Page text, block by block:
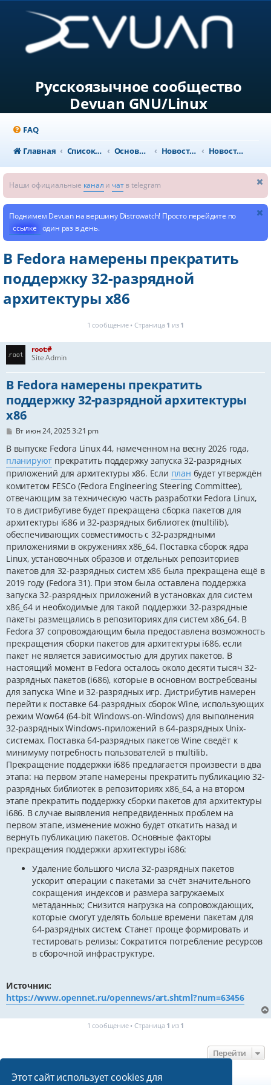
Этот сайт использует cookies для
Русскоязычное сообщество
Devuan GNU/Linux
FAQ
Главная
Список форумов Основной раздел Новости и объявления Новости из мира GNU/Linux
Наши официальные канал и чатв telegram
Поднимем Devuan на вершину Distrowatch! Просто перейдите по
ссылке один раз в день.
В Fedora намерены прекратить
поддержку 32-разрядной
архитектуры x86
1 сообщение • Страница 1 из 1
root:#
Site Admin
В Fedora намерены прекратить
поддержку 32-разрядной архитектуры
x86
С
о
щ
е
н
и
е
Вт июн 24, 2025 3:21 pm
В выпуске Fedora Linux 44, намеченном на весну 2026 года,
планируют прекратить поддержку запуска 32-разрядных
приложений для архитектуры x86. Если план будет утверждён
комитетом FESCo (Fedora Engineering Steering Committee),
отвечающим за техническую часть разработки Fedora Linux,
то в дистрибутиве будет прекращена сборка пакетов для
архитектуры i686 и 32-разрядных библиотек (multilib),
обеспечивающих совместимость с 32-разрядными
приложениями в окружениях x86_64. Поставка сборок ядра
Linux, установочных образов и отдельных репозиториев
пакетов для 32-разрядных систем x86 была прекращена ещё в
2019 году (Fedora 31). При этом была оставлена поддержка
запуска 32-разрядных приложений в установках для систем
x86_64 и необходимые для такой поддержки 32-разрядные
пакеты размещались в репозиториях для систем x86_64. В
Fedora 37 сопровождающим была предоставлена возможность
прекращения сборки пакетов для архитектуры i686, если
пакет не является зависимостью для других пакетов. В
настоящий момент в Fedora осталось около десяти тысяч 32-
разрядных пакетов (i686), которые в основном востребованы
для запуска Wine и 32-разрядных игр. Дистрибутив намерен
перейти к поставке 64-разрядных сборок Wine, использующих
режим Wow64 (64-bit Windows-on-Windows) для выполнения
32-разрядных Windows-приложений в 64-разрядных Unix-
системах. Поставка 64-разрядных пакетов Wine сведёт к
минимуму потребность пользователей в multilib.
Прекращение поддержки i686 предлагается произвести в два
этапа: на первом этапе намерены прекратить публикацию 32-
разрядных библиотек в репозиториях x86_64, а на втором
этапе прекратить поддержку сборки пакетов для архитектуры
i686. В случае выявления непредвиденных проблем на
первом этапе, изменение можно будет откатить назад и
вернуть публикацию пакетов. Основные факторы
прекращения поддержки архитектуры i686:
Удаление большого числа 32-разрядных пакетов
ускорит операции с пакетами за счёт значительного
сокращения индексов и размера загружаемых
метаданных; Снизится нагрузка на сопровождающих,
которые смогут уделять больше времени пакетам для
64-разрядных систем; Станет проще формировать и
тестировать релизы; Сократится потребление ресурсов
в сборочной инфраструктуре.
Источник:
https://www.opennet.ru/opennews/art.shtml?num=63456
1 сообщение • Страница 1 из 1
Перейти